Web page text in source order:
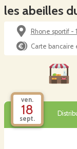
les abeilles
Rhone sportif
Carte bancaire
ven.
18
sept.